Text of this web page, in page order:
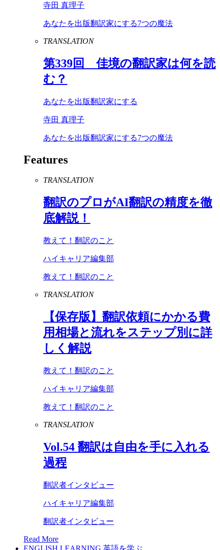
寺田 真理子
あなたを出版翻訳家にする7つの魔法
TRANSLATION
第339回 佳境の翻訳家は何を読
む？
あなたを出版翻訳家にする
寺田 真理子
あなたを出版翻訳家にする7つの魔法
Features
TRANSLATION
翻訳のプロがAI翻訳の精度を徹
底解説！
教えて！翻訳のこと
ハイキャリア編集部
教えて！翻訳のこと
TRANSLATION
【保存版】翻訳依頼にかかる費
用相場と流れをステップ別に詳
しく解説
教えて！翻訳のこと
ハイキャリア編集部
教えて！翻訳のこと
TRANSLATION
Vol.54 翻訳は自由を手に入れる
過程
翻訳者インタビュー
ハイキャリア編集部
翻訳者インタビュー
Read More
ENGLISH LEARNING 英語を学ぶ